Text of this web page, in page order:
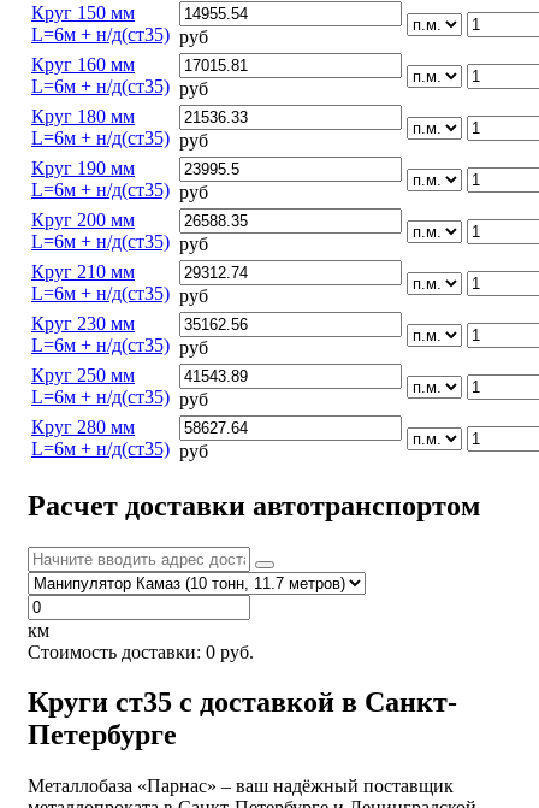
Круг 150 мм
L=6м + н/д(ст35) руб
Круг 160 мм
L=6м + н/д(ст35) руб
Круг 180 мм
L=6м + н/д(ст35) руб
Круг 190 мм
L=6м + н/д(ст35) руб
Круг 200 мм
L=6м + н/д(ст35) руб
Круг 210 мм
L=6м + н/д(ст35) руб
Круг 230 мм
L=6м + н/д(ст35) руб
Круг 250 мм
L=6м + н/д(ст35) руб
Круг 280 мм
L=6м + н/д(ст35) руб
Расчет доставки автотранспортом
км
Стоимость доставки: 0 руб.
Круги ст35 с доставкой в Санкт-
Петербурге
Металлобаза «Парнас» – ваш надёжный поставщик